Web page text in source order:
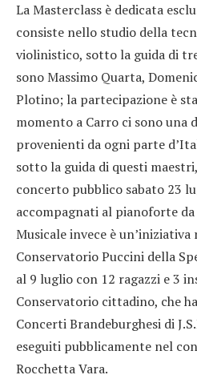
La Masterclass è dedicata
consiste nello studio della
violinistico, sotto la guida di
sono Massimo Quarta,
Plotino; la partecipazione è
momento a Carro ci sono una
provenienti da ogni parte
sotto la guida di questi
concerto pubblico sabato 23
accompagnati al pianoforte
Musicale invece è un’iniziativa
Conservatorio Puccini della
al 9 luglio con 12 ragazzi e 3
Conservatorio cittadino, che
Concerti Brandeburghesi di
eseguiti pubblicamente nel
Rocchetta Vara.